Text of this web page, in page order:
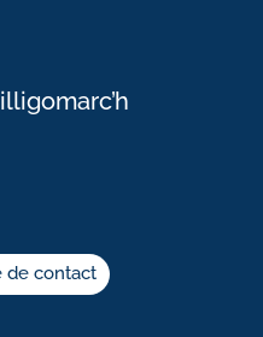
de contact